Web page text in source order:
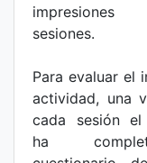
sesiones.
Para evaluar el
actividad, una
cada sesión el
ha